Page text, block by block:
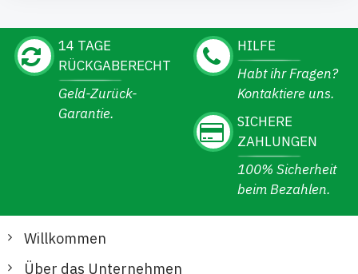
14 TAGE
RÜCKGABERECHT
Geld-Zurück-
Garantie.
HILFE
Habt ihr Fragen?
Kontaktiere uns.
SICHERE
ZAHLUNGEN
100% Sicherheit
beim Bezahlen.
Willkommen
Über das Unternehmen